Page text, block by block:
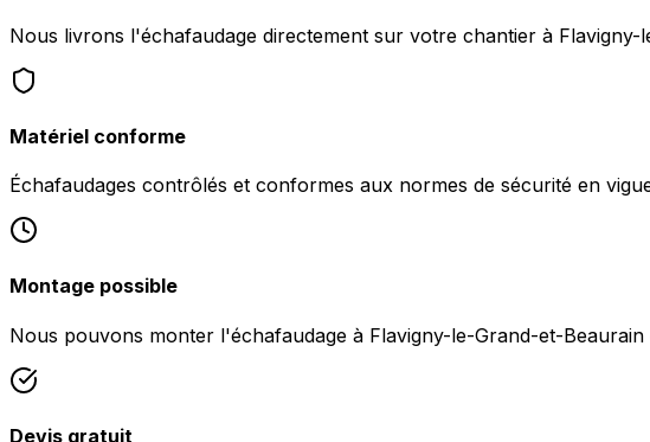
Nous livrons l'échafaudage directement sur votre chantier à Flavigny-
Matériel conforme
Échafaudages contrôlés et conformes aux normes de sécurité en
Montage possible
Nous pouvons monter l'échafaudage à Flavigny-le-Grand-et-
Devis gratuit